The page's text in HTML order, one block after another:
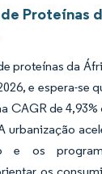
Proteínas
proteínas da
e espera-se
CAGR de
urbanização
e os